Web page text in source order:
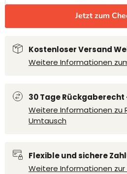
Jetzt zum
Kostenloser Versand
Weitere Informationen
30 Tage Rückgaberecht
Weitere Informationen zu
Umtausch
Flexible und sichere
Weitere Informationen